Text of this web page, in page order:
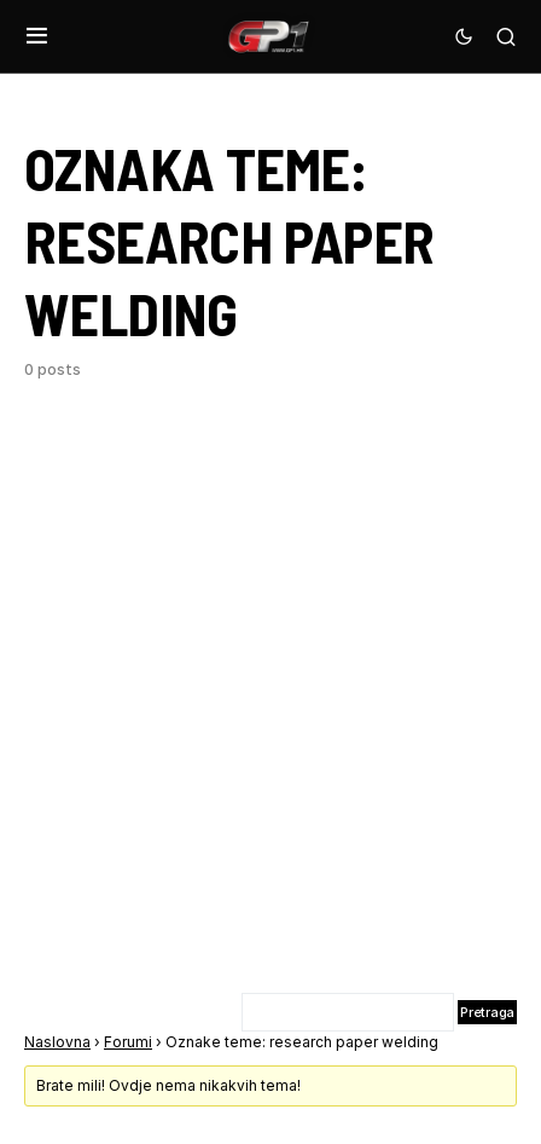
OZNAKA TEME:
RESEARCH PAPER
WELDING
0 posts
Naslovna › Forumi › Oznake teme: research paper welding
Brate mili! Ovdje nema nikakvih tema!